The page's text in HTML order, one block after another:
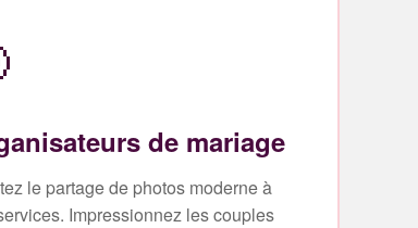
de mariage
le partage de photos moderne à
Impressionnez les couples